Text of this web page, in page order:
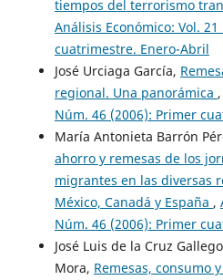
tiempos del terrorismo
Análisis Económico: Vol.
cuatrimestre. Enero-Abril
José Urciaga García,
regional. Una panorámica ,
Núm. 46 (2006): Primer
María Antonieta Barrón
ahorro y remesas de los
migrantes en las diversas
México, Canadá y España ,
Núm. 46 (2006): Primer
José Luis de la Cruz
Mora, Remesas, consumo